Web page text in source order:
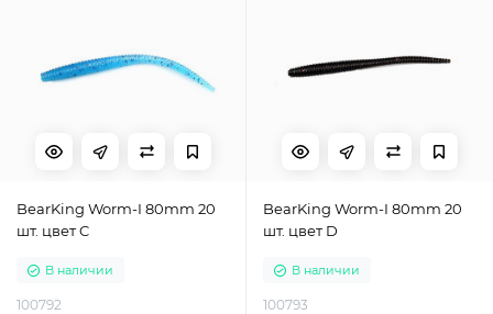
BearKing Worm-I 80mm 20
шт. цвет C
В наличии
100792
BearKing Worm-I 80mm 20
шт. цвет D
В наличии
100793